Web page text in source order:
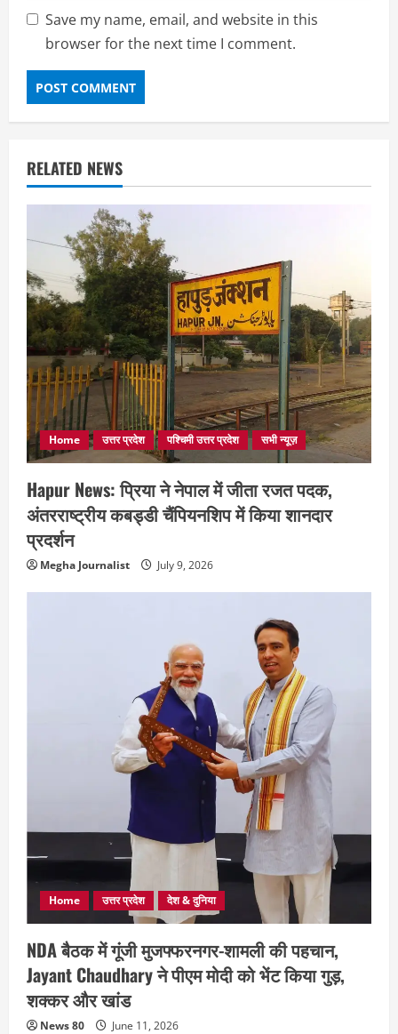
Save my name, email, and website in this
browser for the next time I comment.
RELATED NEWS
Home उत्तर प्रदेश पश्चिमी उत्तर प्रदेश सभी न्यूज़
Hapur News: प्रिया ने नेपाल में जीता रजत पदक,
अंतरराष्ट्रीय कबड्डी चैंपियनशिप में किया शानदार
प्रदर्शन
Megha Journalist July 9, 2026
Home उत्तर प्रदेश देश & दुनिया
NDA बैठक में गूंजी मुजफ्फरनगर-शामली की पहचान,
Jayant Chaudhary ने पीएम मोदी को भेंट किया गुड़,
शक्कर और खांड
News 80 June 11, 2026